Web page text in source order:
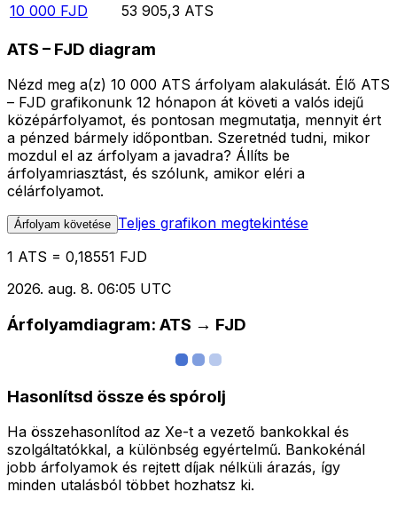
10 000 FJD 53 905,3 ATS
ATS – FJD diagram
Nézd meg a(z) 10 000 ATS árfolyam alakulását. Élő ATS
– FJD grafikonunk 12 hónapon át követi a valós idejű
középárfolyamot, és pontosan megmutatja, mennyit ért
a pénzed bármely időpontban. Szeretnéd tudni, mikor
mozdul el az árfolyam a javadra? Állíts be
árfolyamriasztást, és szólunk, amikor eléri a
célárfolyamot.
Árfolyam követése Teljes grafikon megtekintése
1 ATS = 0,18551 FJD
2026. aug. 8. 06:05 UTC
Árfolyamdiagram: ATS → FJD
Hasonlítsd össze és spórolj
Ha összehasonlítod az Xe-t a vezető bankokkal és
szolgáltatókkal, a különbség egyértelmű. Bankokénál
jobb árfolyamok és rejtett díjak nélküli árazás, így
minden utalásból többet hozhatsz ki.